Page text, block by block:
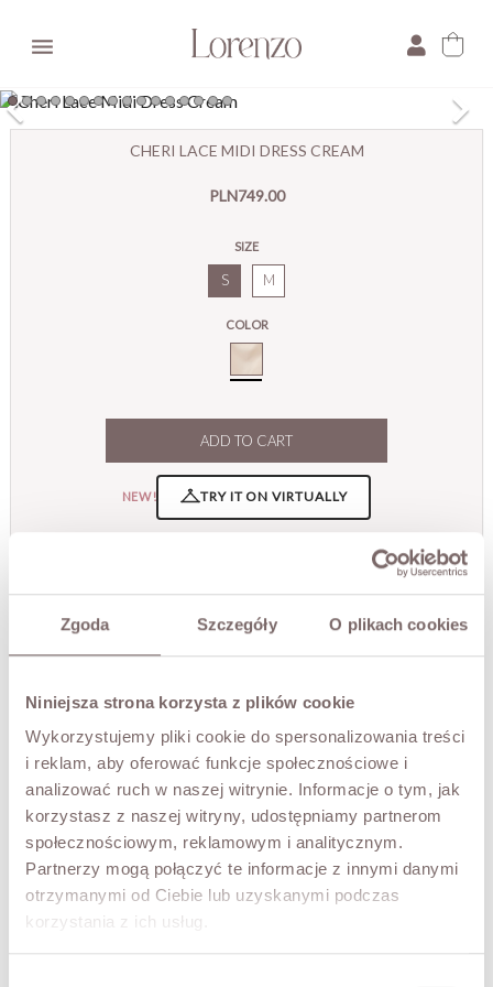
Zgoda Szczegóły O plikach cookies
Niniejsza strona korzysta z plików cookie
Wykorzystujemy pliki cookie do spersonalizowania treści
i reklam, aby oferować funkcje społecznościowe i
analizować ruch w naszej witrynie. Informacje o tym, jak
korzystasz z naszej witryny, udostępniamy partnerom
społecznościowym, reklamowym i analitycznym.
Partnerzy mogą połączyć te informacje z innymi danymi
otrzymanymi od Ciebie lub uzyskanymi podczas
korzystania z ich usług.

CHERI LACE MIDI DRESS CREAM
PLN749.00
SIZE
S M
COLOR
Cream
ADD TO CART
NEW! TRY IT ON VIRTUALLY
intricate, ornamental pattern. The design features a
top with long sleeves subtly accentuates the figure, while
the gently flared skirt adds ease and lightness. Sheer
sleeves and the finish of the lower part showcase the
decorative character of the fabric, creating an elegant,
multidimensional effect.
The covered neckline and careful finishing make this
dress perfect for special occasions, celebrations and
elegant gatherings. A timeless choice for women who
value classic style and refined detail.
• Italian brand TENSION IN.